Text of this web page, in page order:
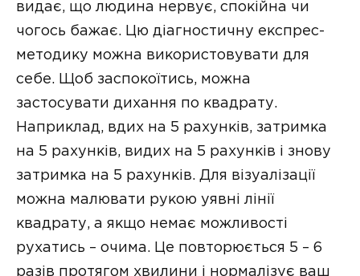
видає, що людина нервує, спокійна чи
чогось бажає. Цю діагностичну експрес-
методику можна використовувати для
себе. Щоб заспокоїтись, можна
застосувати дихання по квадрату.
Наприклад, вдих на 5 рахунків, затримка
на 5 рахунків, видих на 5 рахунків і знову
затримка на 5 рахунків. Для візуалізації
можна малювати рукою уявні лінії
квадрату, а якщо немає можливості
рухатись – очима. Це повторюється 5 – 6
разів протягом хвилини і нормалізує ваш